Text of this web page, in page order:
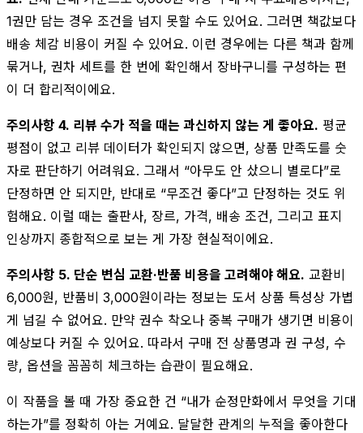
1권만 담는 경우 조건을 넘지 못할 수도 있어요. 그러면 책값보다
배송 체감 비용이 커질 수 있어요. 이런 경우에는 다른 책과 함께
묶거나, 권차 세트를 한 번에 확인해서 장바구니를 구성하는 편
이 더 합리적이에요.
주의사항 4. 리뷰 수가 적을 때는 과신하지 않는 게 좋아요. 평균
평점이 없고 리뷰 데이터가 확인되지 않으면, 상품 만족도를 숫
자로 판단하기 어려워요. 그래서 “아무도 안 샀으니 별로다”로
단정하면 안 되지만, 반대로 “무조건 좋다”고 단정하는 것도 위
험해요. 이럴 때는 출판사, 장르, 가격, 배송 조건, 그리고 표지
인상까지 종합적으로 보는 게 가장 현실적이에요.
주의사항 5. 단순 변심 교환·반품 비용을 고려해야 해요. 교환비
6,000원, 반품비 3,000원이라는 정보는 도서 상품 특성상 가볍
게 넘길 수 없어요. 만약 권수 착오나 중복 구매가 생기면 비용이
예상보다 커질 수 있어요. 따라서 구매 전 상품명과 권 구성, 수
량, 옵션을 꼼꼼히 체크하는 습관이 필요해요.
이 작품을 볼 때 가장 중요한 건 “내가 순정만화에서 무엇을 기대
하는가”를 정확히 아는 거예요. 달달한 관계의 누적을 좋아한다